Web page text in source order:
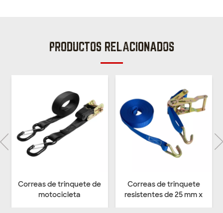
PRODUCTOS RELACIONADOS
Correas de trinquete
resistentes de 25 mm x
Amarre con trinquete de
25 mm x 1000 kg con